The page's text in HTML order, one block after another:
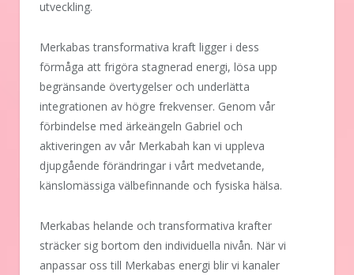
utveckling.
Merkabas transformativa kraft ligger i dess
förmåga att frigöra stagnerad energi, lösa upp
begränsande övertygelser och underlätta
integrationen av högre frekvenser. Genom vår
förbindelse med ärkeängeln Gabriel och
aktiveringen av vår Merkabah kan vi uppleva
djupgående förändringar i vårt medvetande,
känslomässiga välbefinnande och fysiska hälsa.
Merkabas helande och transformativa krafter
sträcker sig bortom den individuella nivån. När vi
anpassar oss till Merkabas energi blir vi kanaler